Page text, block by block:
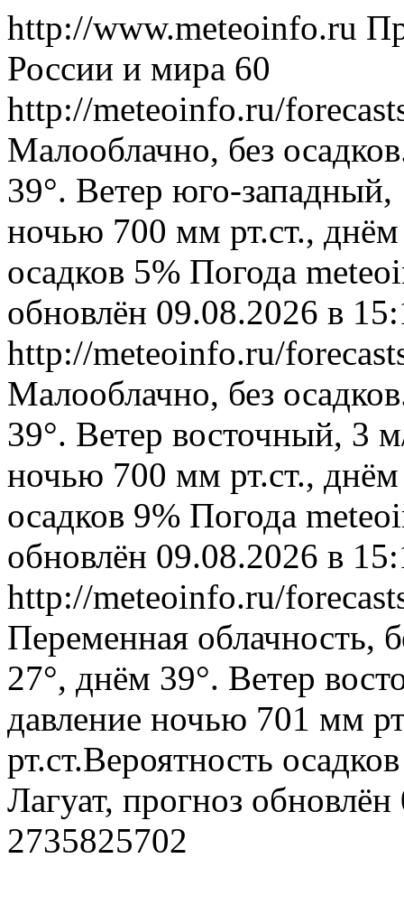
http://www.meteoinfo.ru
России и мира 60
http://meteoinfo.ru/
Малооблачно, без
39°. Ветер юго-
ночью 700 мм рт.ст.,
осадков 5% Погода
обновлён 09.08.2026 в
http://meteoinfo.ru/
Малооблачно, без
39°. Ветер восточный, 3
ночью 700 мм рт.ст.,
осадков 9% Погода
обновлён 09.08.2026 в
http://meteoinfo.ru/
Переменная облачность,
27°, днём 39°. Ветер
давление ночью 701 мм
рт.ст.Вероятность
Лагуат, прогноз
2735825702